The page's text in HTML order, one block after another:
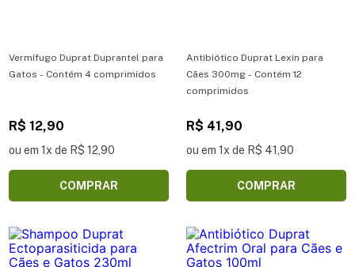
Vermífugo Duprat Duprantel para
Gatos - Contém 4 comprimidos
R$ 12,90
ou em 1x de R$ 12,90
COMPRAR
Antibiótico Duprat Lexin para
Cães 300mg - Contém 12
comprimidos
R$ 41,90
ou em 1x de R$ 41,90
COMPRAR